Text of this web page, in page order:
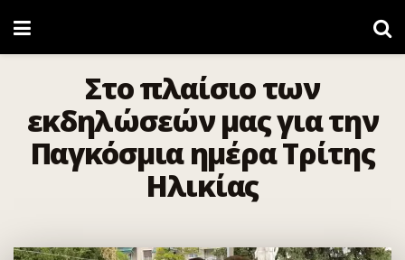
Στο πλαίσιο των
εκδηλώσεών μας για την
Παγκόσμια ημέρα Τρίτης
Ηλικίας